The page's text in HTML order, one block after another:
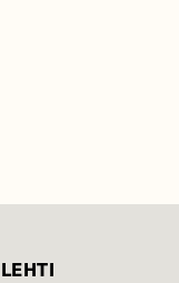
LEHTI